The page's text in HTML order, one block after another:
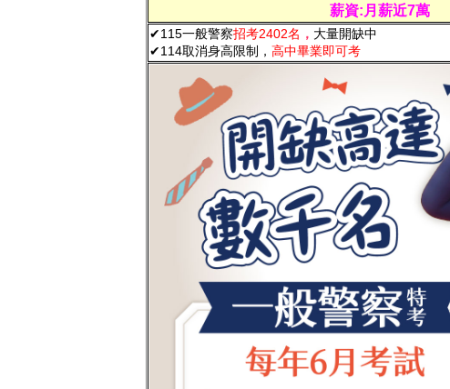
薪資:月薪近7萬
✔115一般警察招考2402名 ， 大量開缺中
✔114取消身高限制， 高中畢業即可考